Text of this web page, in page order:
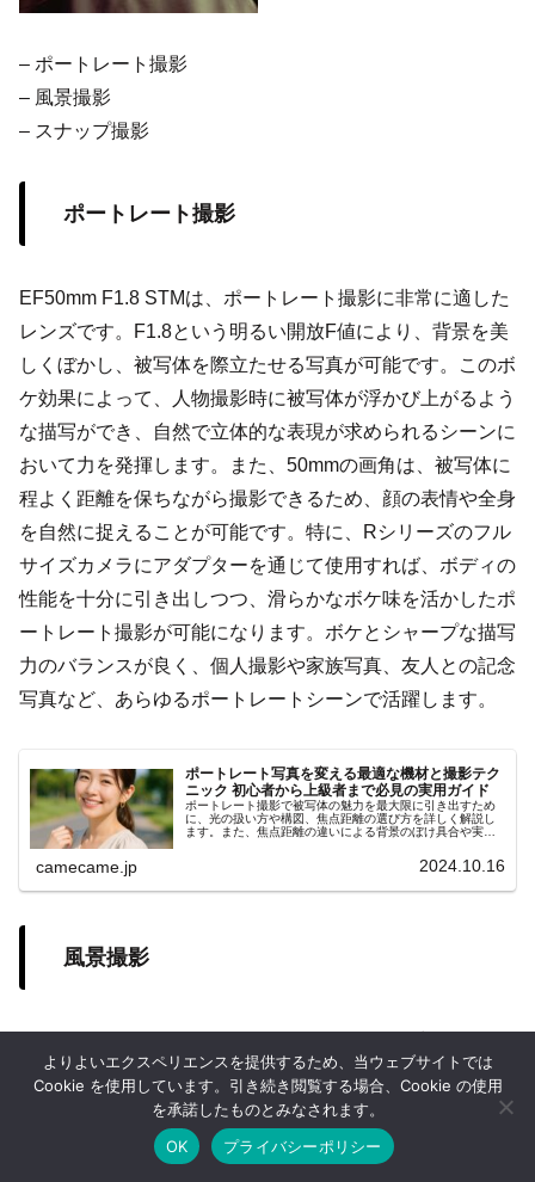
– ポートレート撮影
– 風景撮影
– スナップ撮影
ポートレート撮影
EF50mm F1.8 STMは、ポートレート撮影に非常に適した
レンズです。F1.8という明るい開放F値により、背景を美
しくぼかし、被写体を際立たせる写真が可能です。このボ
ケ効果によって、人物撮影時に被写体が浮かび上がるよう
な描写ができ、自然で立体的な表現が求められるシーンに
おいて力を発揮します。また、50mmの画角は、被写体に
程よく距離を保ちながら撮影できるため、顔の表情や全身
を自然に捉えることが可能です。特に、Rシリーズのフル
サイズカメラにアダプターを通じて使用すれば、ボディの
性能を十分に引き出しつつ、滑らかなボケ味を活かしたポ
ートレート撮影が可能になります。ボケとシャープな描写
力のバランスが良く、個人撮影や家族写真、友人との記念
写真など、あらゆるポートレートシーンで活躍します。
ポートレート写真を変える最適な機材と撮影テク
ニック 初心者から上級者まで必見の実用ガイド
ポートレート撮影で被写体の魅力を最大限に引き出すため
に、光の扱い方や構図、焦点距離の選び方を詳しく解説し
ます。また、焦点距離の違いによる背景のぼけ具合や実践
camecame.jp 2024.10.16
風景撮影
ます。標準画角の50mmは、風景の広がりを自然に捉える
ことができ、細部までシャープに描写することで見たまま
の風景をそのまま切り取ることが可能です。また、軽量コ
シェア 目次へ トップ
よりよいエクスペリエンスを提供するため、当ウェブサイトでは
Cookie を使用しています。引き続き閲覧する場合、Cookie の使用
を承諾したものとみなされます。
OK
プライバシーポリシー